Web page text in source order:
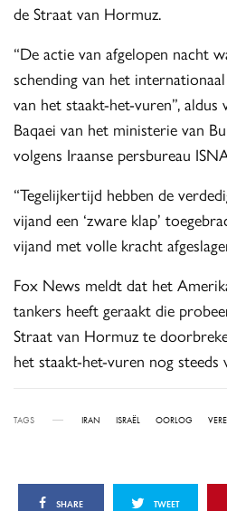
de Straat van Hormuz.
“De actie van afgelopen nacht
schending van het
van het staakt-het-vuren”,
Baqaei van het ministerie van
volgens Iraanse persbureau
“Tegelijkertijd hebben de
vijand een ‘zware klap’
vijand met volle kracht
Fox News meldt dat het
tankers heeft geraakt die
Straat van Hormuz te
het staakt-het-vuren nog steeds
TAGS IRAN ISRAËL OORLOG
SHARE TWEET